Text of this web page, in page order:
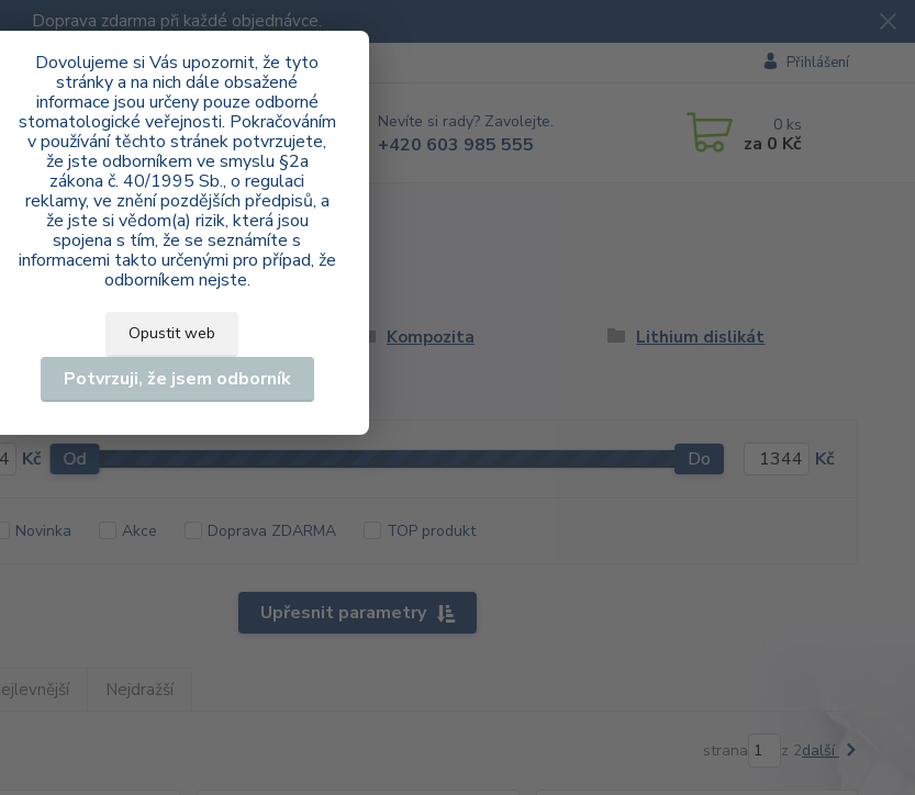
Doprava zdarma při každé objednávce.
Dovolujeme si Vás upozornit, že tyto
stránky a na nich dále obsažené
informace jsou určeny pouze odborné
stomatologické veřejnosti. Pokračováním
v používání těchto stránek potvrzujete,
že jste odborníkem ve smyslu §2a
zákona č. 40/1995 Sb., o regulaci
reklamy, ve znění pozdějších předpisů, a
že jste si vědom(a) rizik, která jsou
spojena s tím, že se seznámíte s
informacemi takto určenými pro případ, že
odborníkem nejste.
Opustit web
Potvrzuji, že jsem odborník
Přihlášení
Hledat Nevíte si rady? Zavolejte.
+420 603 985 555
0 ks
za 0 Kč
Brusné kameny
Keramika Kompozita
Lithium dislikát
Zlato
Upřesnit parametry
Kč Od Do Kč
Novinka Akce Doprava ZDARMA TOP produkt
Nejdražší
strana z 2další